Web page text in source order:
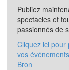
Publiez
spectacles et
passionnés de
Cliquez ici
vos
Bron